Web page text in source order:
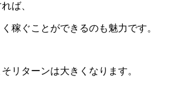
ば、
稼ぐことができるのも魅力です。
リターンは大きくなります。